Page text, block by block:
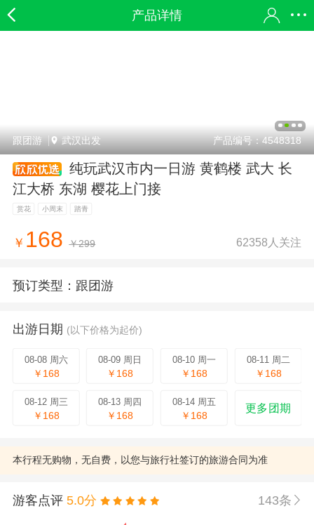
产品详情
产品编号：4548318
跟团游 武汉出发
纯玩武汉市内一日游 黄鹤楼 武大 长
江大桥 东湖 樱花上门接
赏花 小周末 踏青
62358人关注
￥ 168 ￥299
预订类型： 跟团游
出游日期 (以下价格为起价)
08-08 周六
￥168
08-09 周日
￥168
08-10 周一
￥168
08-11 周二
￥168
08-12 周三
￥168
08-13 周四
￥168
08-14 周五
￥168
更多团期
本行程无购物，无自费，以您与旅行社签订的旅游合同为准
143条
游客点评 5.0分